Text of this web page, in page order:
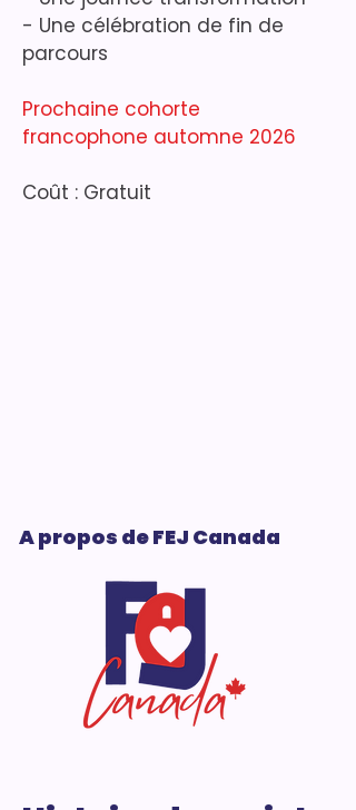
- Une célébration de fin de
parcours
Prochaine cohorte
francophone automne 2026
Coût : ​​​Gratuit
A propos de FEJ Canada